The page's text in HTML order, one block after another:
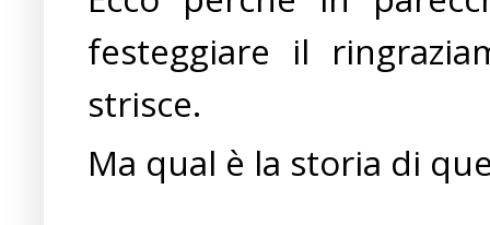
festeggiare il
strisce.
Ma qual è la storia di